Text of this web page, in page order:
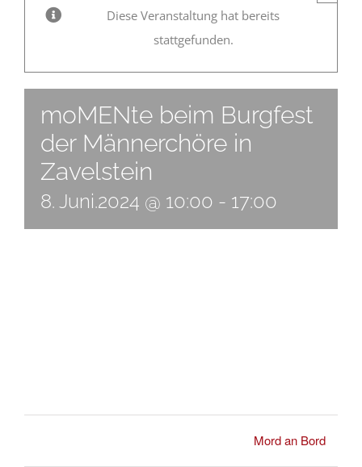
Diese Veranstaltung hat bereits
stattgefunden.
moMENte beim Burgfest
der Männerchöre in
Zavelstein
8. Juni.2024 @ 10:00 - 17:00
Mord an Bord